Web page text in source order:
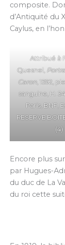
composite.
d’Antiquité du
Caylus, en
Attribué à
Quesnel,
Caron, 1592,
sanguine, H.
Paris, BNF,
RESERVE
(4)
Encore plus
par Hugues-
du duc de La
du roi cette